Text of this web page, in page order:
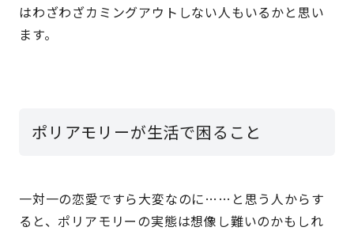
はわざわざカミングアウトしない人もいるかと思い
ます。
ポリアモリーが生活で困ること
一対一の恋愛ですら大変なのに……と思う人からす
ると、ポリアモリーの実態は想像し難いのかもしれ